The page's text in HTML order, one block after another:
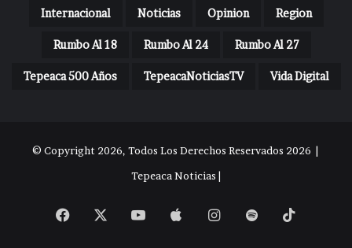
Internacional Noticias Opinion Region
Rumbo Al 18 Rumbo Al 24 Rumbo Al 27
Tepeaca 500 Años TepeacaNoticiasTV Vida Digital
© Copyright 2026, Todos Los Derechos Reservados 2026 |
Tepeaca Noticias |
Facebook YouTubeAppleInstagram
Spotify